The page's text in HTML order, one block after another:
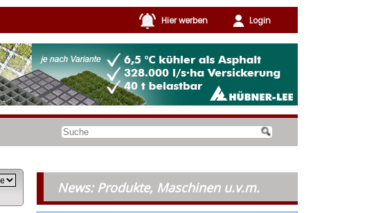
Hier werben Login
News: Produkte, Maschinen u.v.m.